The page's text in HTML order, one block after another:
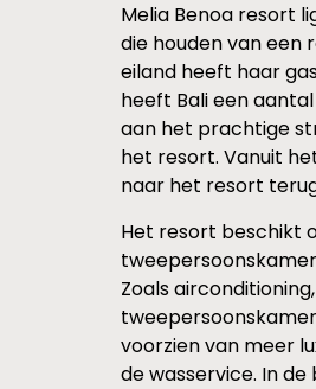
Melia Benoa resort
die houden van een
eiland heeft haar
heeft Bali een
aan het prachtige
het resort. Vanuit
naar het resort
Het resort beschikt
Zoals
voorzien van meer
de wasservice. In